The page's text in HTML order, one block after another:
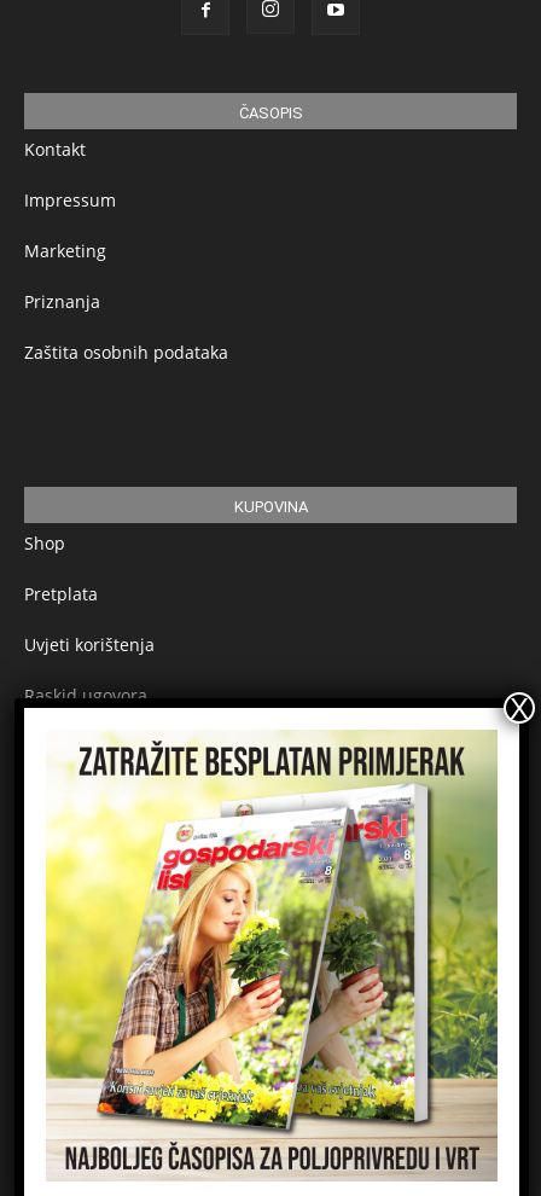
ČASOPIS
Kontakt
Impressum
Marketing
Priznanja
Zaštita osobnih podataka
KUPOVINA
Shop
Pretplata
Uvjeti korištenja
Raskid ugovora
Načini plaćanja
Sigurnost plaćanja
Prijavite se na newsletter
Email